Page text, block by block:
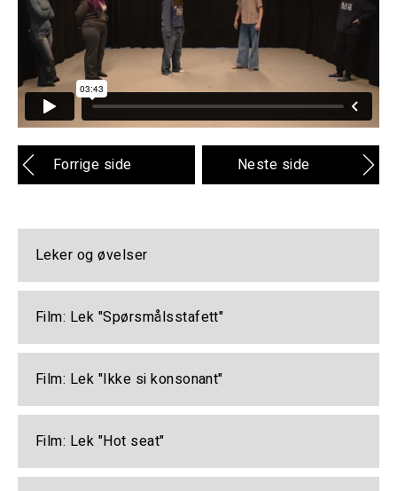
Forrige side Neste side
Leker og øvelser
Film: Lek "Spørsmålsstafett"
Film: Lek "Ikke si konsonant"
Film: Lek "Hot seat"